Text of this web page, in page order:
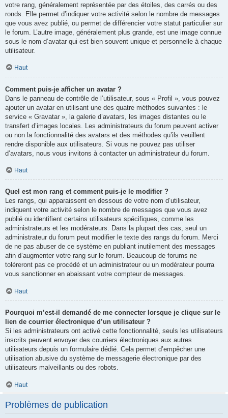
votre rang, généralement représentée par des étoiles, des carrés ou des
ronds. Elle permet d’indiquer votre activité selon le nombre de messages
que vous avez publié, ou permet de différencier votre statut particulier sur
le forum. L’autre image, généralement plus grande, est une image connue
sous le nom d’avatar qui est bien souvent unique et personnelle à chaque
utilisateur.
Haut
Comment puis-je afficher un avatar ?
Dans le panneau de contrôle de l’utilisateur, sous « Profil », vous pouvez
ajouter un avatar en utilisant une des quatre méthodes suivantes : le
service « Gravatar », la galerie d’avatars, les images distantes ou le
transfert d’images locales. Les administrateurs du forum peuvent activer
ou non la fonctionnalité des avatars et des méthodes qu’ils veuillent
rendre disponible aux utilisateurs. Si vous ne pouvez pas utiliser
d’avatars, nous vous invitons à contacter un administrateur du forum.
Haut
Quel est mon rang et comment puis-je le modifier ?
Les rangs, qui apparaissent en dessous de votre nom d’utilisateur,
indiquent votre activité selon le nombre de messages que vous avez
publié ou identifient certains utilisateurs spécifiques, comme les
administrateurs et les modérateurs. Dans la plupart des cas, seul un
administrateur du forum peut modifier le texte des rangs du forum. Merci
de ne pas abuser de ce système en publiant inutilement des messages
afin d’augmenter votre rang sur le forum. Beaucoup de forums ne
toléreront pas ce procédé et un administrateur ou un modérateur pourra
vous sanctionner en abaissant votre compteur de messages.
Haut
Pourquoi m’est-il demandé de me connecter lorsque je clique sur le
lien de courrier électronique d’un utilisateur ?
Si les administrateurs ont activé cette fonctionnalité, seuls les utilisateurs
inscrits peuvent envoyer des courriers électroniques aux autres
utilisateurs depuis un formulaire dédié. Cela permet d’empêcher une
utilisation abusive du système de messagerie électronique par des
utilisateurs malveillants ou des robots.
Haut
Problèmes de publication